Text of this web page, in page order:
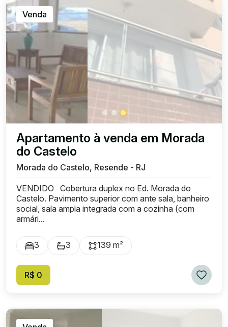
Venda
Apartamento à venda em Morada
do Castelo
Morada do Castelo, Resende - RJ
VENDIDO Cobertura duplex no Ed. Morada do
Castelo. Pavimento superior com ante sala, banheiro
social, sala ampla integrada com a cozinha (com
armári...
3 3 139 m²
R$ 0